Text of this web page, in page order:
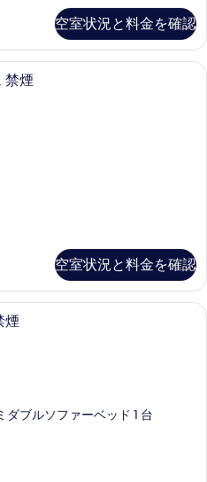
空室状況と料金を確認
禁煙
空室状況と料金を確認
煙
ブルソファーベッド 1 台